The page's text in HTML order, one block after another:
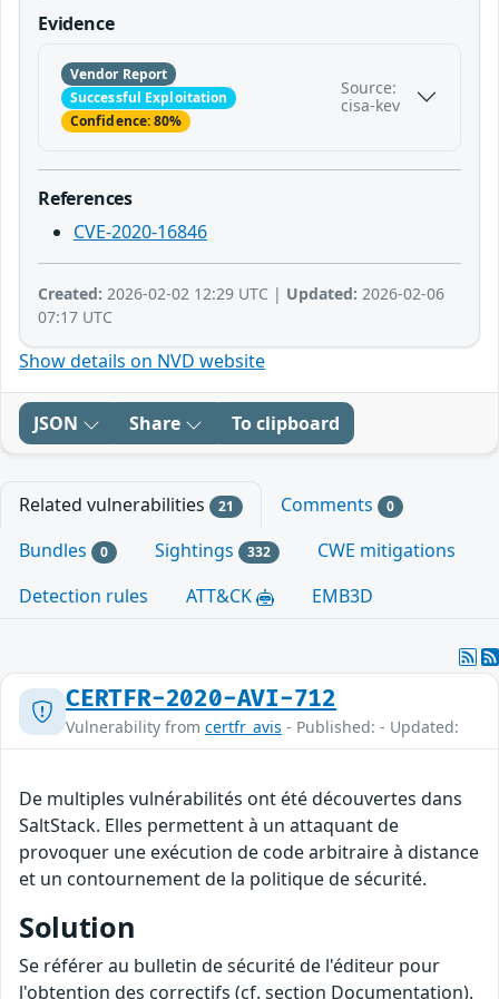
Evidence
Vendor Report
Successful Exploitation
Confidence: 80%
Source:
cisa-kev
References
CVE-2020-16846
Created: 2026-02-02 12:29 UTC | Updated: 2026-02-06
07:17 UTC
Show details on NVD website
JSON Share To clipboard
Related vulnerabilities 21 Comments 0
Bundles 0 Sightings 332
CWE mitigations
Detection rules
ATT&CK EMB3D
CERTFR-2020-AVI-712
Vulnerability from certfr_avis - Published: - Updated:
De multiples vulnérabilités ont été découvertes dans
SaltStack. Elles permettent à un attaquant de
provoquer une exécution de code arbitraire à distance
et un contournement de la politique de sécurité.
Solution
Se référer au bulletin de sécurité de l'éditeur pour
l'obtention des correctifs (cf. section Documentation).